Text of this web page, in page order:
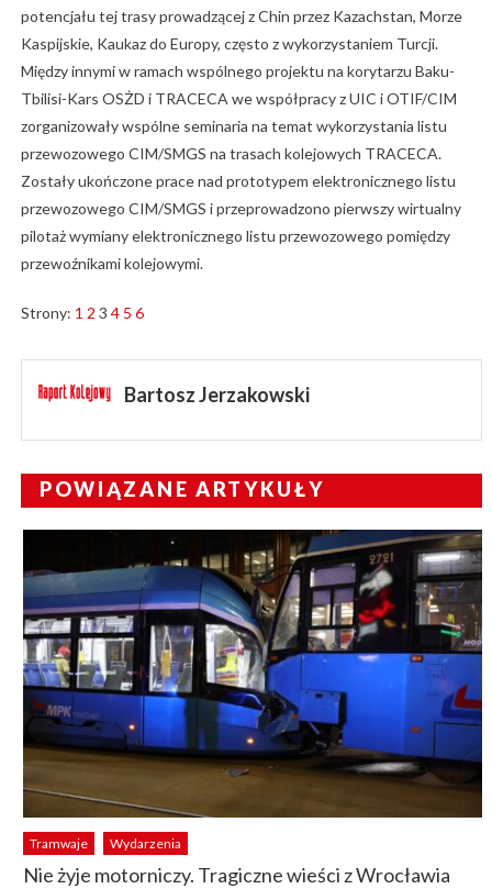
potencjału tej trasy prowadzącej z Chin przez Kazachstan, Morze
Kaspijskie, Kaukaz do Europy, często z wykorzystaniem Turcji.
Między innymi w ramach wspólnego projektu na korytarzu Baku-
Tbilisi-Kars OSŻD i TRACECA we współpracy z UIC i OTIF/CIM
zorganizowały wspólne seminaria na temat wykorzystania listu
przewozowego CIM/SMGS na trasach kolejowych TRACECA.
Zostały ukończone prace nad prototypem elektronicznego listu
przewozowego CIM/SMGS i przeprowadzono pierwszy wirtualny
pilotaż wymiany elektronicznego listu przewozowego pomiędzy
przewoźnikami kolejowymi.
Strony: 1 2 3 4 5 6
Bartosz Jerzakowski
POWIĄZANE ARTYKUŁY
Tramwaje Wydarzenia
Nie żyje motorniczy. Tragiczne wieści z Wrocławia